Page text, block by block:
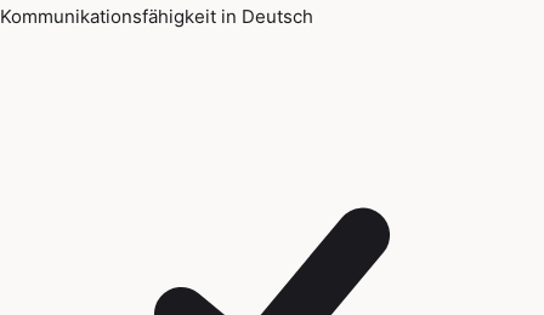
Kommunikationsfähigkeit in Deutsch